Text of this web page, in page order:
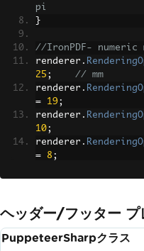
pi
}
//IronPDF-
renderer .
25 ;
// mm
renderer .
=
19;
renderer .
10;
renderer .
=
8 ;
ヘッダー/フッター プ
PuppeteerSharpクラス